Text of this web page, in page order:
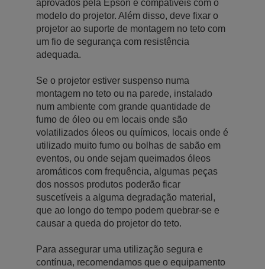
aprovados pela Epson e compatíveis com o
modelo do projetor. Além disso, deve fixar o
projetor ao suporte de montagem no teto com
um fio de segurança com resistência
adequada.
Se o projetor estiver suspenso numa
montagem no teto ou na parede, instalado
num ambiente com grande quantidade de
fumo de óleo ou em locais onde são
volatilizados óleos ou químicos, locais onde é
utilizado muito fumo ou bolhas de sabão em
eventos, ou onde sejam queimados óleos
aromáticos com frequência, algumas peças
dos nossos produtos poderão ficar
suscetíveis a alguma degradação material,
que ao longo do tempo podem quebrar-se e
causar a queda do projetor do teto.
Para assegurar uma utilização segura e
contínua, recomendamos que o equipamento